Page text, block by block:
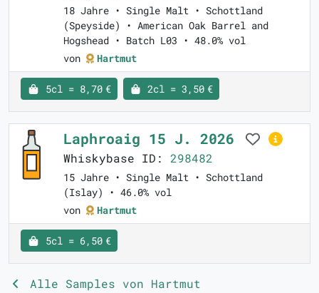
18 Jahre • Single Malt • Schottland
(Speyside) • American Oak Barrel and
Hogshead • Batch L03 • 48.0% vol
von
Hartmut
5cl = 8,70 € 2cl = 3,50 €
Laphroaig 15 J. 2026
Whiskybase ID: 298482
15 Jahre • Single Malt • Schottland
(Islay) • 46.0% vol
von
Hartmut
5cl = 6,50 €
Alle Samples von Hartmut